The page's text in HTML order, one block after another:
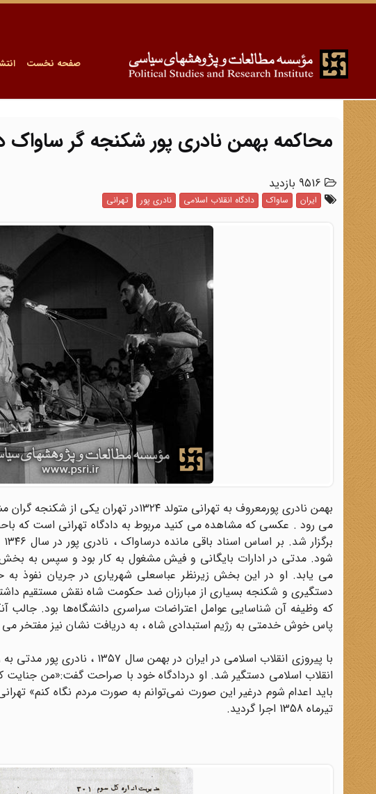
صفحه نخست
محاکمه بهمن نادری پور شکنجه گر ساواک
ایران ساواک دادگاه انقلاب اسلامی نادری پور تهرانی
بهمن نادری پورمعروف به تهرانی متولد
می یابد. او در این بخش زیرنظر عباسعلی شهریاری در جریان نفوذ
که وظیفه آن شناسایی عوامل اعتراضات سراسری دانشگاه‌ها بود. جالب
پاس خوش خدمتی به رژیم استبدادی شاه ، به دریافت نشان نیز مفتخر
انقلاب اسلامی دستگیر شد. او دردادگاه خود با صراحت گفت:«من جنایت
باید اعدام شوم درغیر این صورت نمی‌توانم به صورت مردم نگاه کنم»
تیرماه 1358 اجرا گردید.